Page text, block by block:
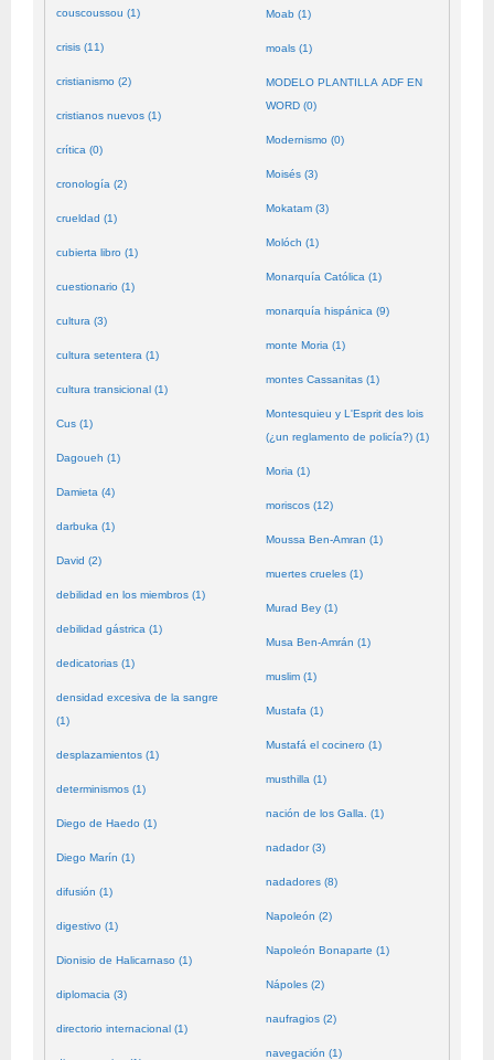
couscoussou (1)
crisis (11)
cristianismo (2)
cristianos nuevos (1)
crítica (0)
cronología (2)
crueldad (1)
cubierta libro (1)
cuestionario (1)
cultura (3)
cultura setentera (1)
cultura transicional (1)
Cus (1)
Dagoueh (1)
Damieta (4)
darbuka (1)
David (2)
debilidad en los miembros (1)
debilidad gástrica (1)
dedicatorias (1)
densidad excesiva de la sangre
(1)
desplazamientos (1)
determinismos (1)
Diego de Haedo (1)
Diego Marín (1)
difusión (1)
digestivo (1)
Dionisio de Halicarnaso (1)
diplomacia (3)
directorio internacional (1)
Moab (1)
moals (1)
MODELO PLANTILLA ADF EN
WORD (0)
Modernismo (0)
Moisés (3)
Mokatam (3)
Molóch (1)
Monarquía Católica (1)
monarquía hispánica (9)
monte Moria (1)
montes Cassanitas (1)
Montesquieu y L'Esprit des lois
(¿un reglamento de policía?) (1)
Moria (1)
moriscos (12)
Moussa Ben-Amran (1)
muertes crueles (1)
Murad Bey (1)
Musa Ben-Amrán (1)
muslim (1)
Mustafa (1)
Mustafá el cocinero (1)
musthilla (1)
nación de los Galla. (1)
nadador (3)
nadadores (8)
Napoleón (2)
Napoleón Bonaparte (1)
Nápoles (2)
naufragios (2)
navegación (1)